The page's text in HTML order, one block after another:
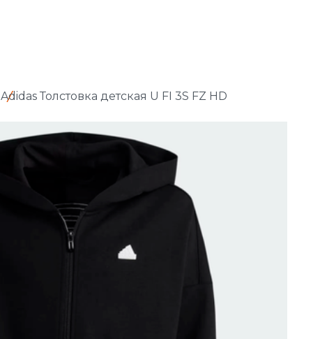
Adidas Толстовка детская U FI 3S FZ HD